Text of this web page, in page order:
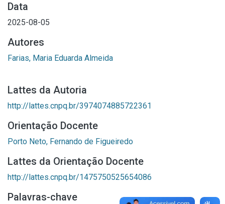
Data
2025-08-05
Autores
Farias, Maria Eduarda Almeida
Lattes da Autoria
http://lattes.cnpq.br/3974074885722361
Orientação Docente
Porto Neto, Fernando de Figueiredo
Lattes da Orientação Docente
http://lattes.cnpq.br/1475750525654086
Palavras-chave